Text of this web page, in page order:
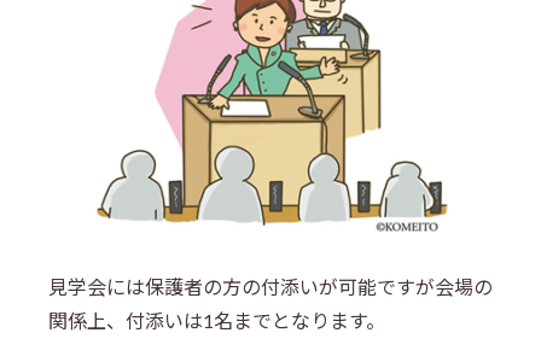
見学会には保護者の方の付添いが可能ですが会場の
関係上、付添いは1名までとなります。